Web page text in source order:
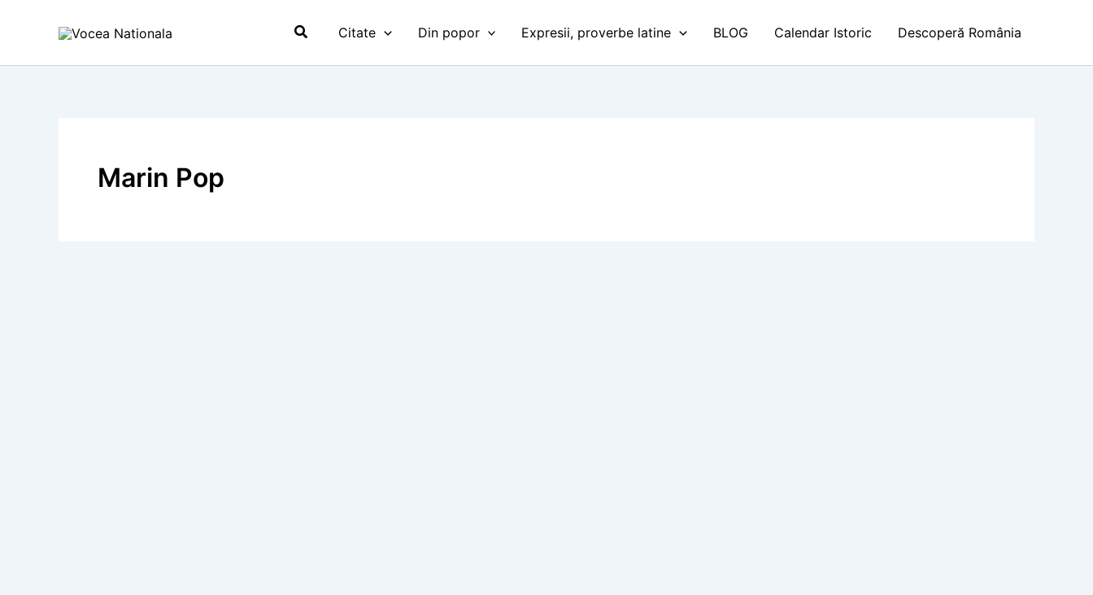
SearchCitate Din popor Expresii, proverbe latine BLOG Calendar Istoric Descoperă România
Marin Pop